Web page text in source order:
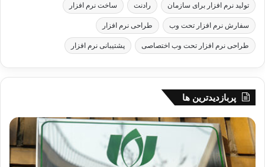
تولید نرم افزار برای سازمان رادنت ساخت نرم افزار
سفارش نرم افزار تحت وب طراحی نرم افزار
طراحی نرم افزار تحت وب اختصاصی پشتیبانی نرم افزار
پربازدیدترین ها